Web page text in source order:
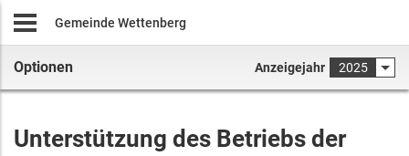
Gemeinde Wettenberg
Optionen Anzeigejahr 2025
Unterstützung des Betriebs der